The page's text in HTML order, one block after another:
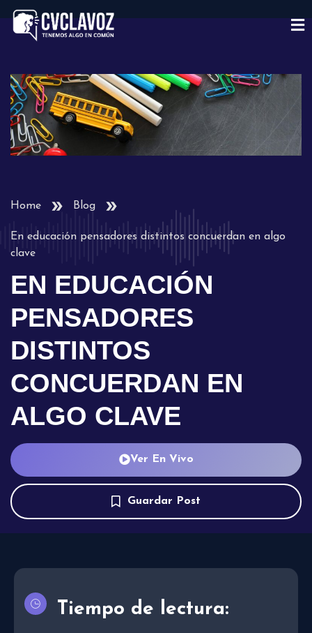
Home Blog
En educación pensadores distintos concuerdan en algo
clave
EN EDUCACIÓN
PENSADORES
DISTINTOS
CONCUERDAN EN
ALGO CLAVE
Ver En Vivo
Guardar Post
Tiempo de lectura: